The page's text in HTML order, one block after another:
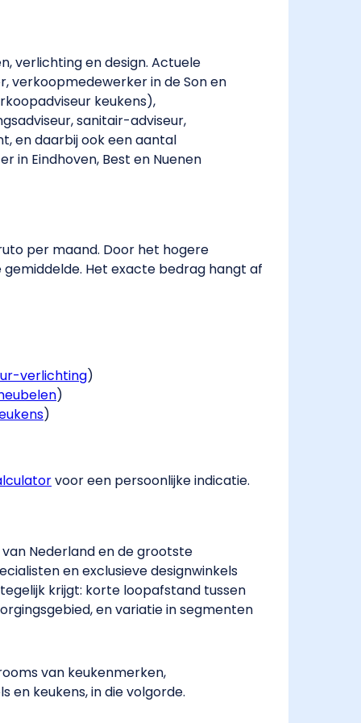
verlichting en design. Actuele
verkoopmedewerker in de Son en
keukens),
sanitair-adviseur,
en daarbij ook een aantal
in Eindhoven, Best en Nuenen
per maand. Door het hogere
Het exacte bedrag hangt af
verlichting​)
​)
​)
​ voor een persoonlijke indicatie.
Nederland en de grootste
en exclusieve designwinkels
krijgt: korte loopafstand tussen
en variatie in segmenten
van keukenmerken,
keukens, in die volgorde.